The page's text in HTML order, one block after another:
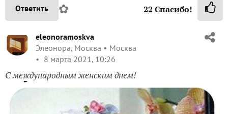
Ответить ✿ 22 Спасибо!
eleonoramoskva
Элеонора, Москва
Москва
8 марта 2021, 10:26
С международным женским днем!